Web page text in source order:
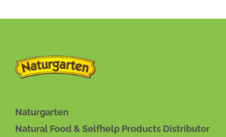
BESCHREIBUNG
Naturgarten
Natural Food & Selfhelp Products Distributor